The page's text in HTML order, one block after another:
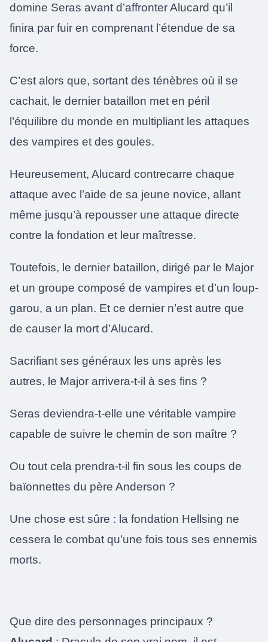
domine Seras avant d’affronter Alucard qu’il
finira par fuir en comprenant l’étendue de sa
force.
C’est alors que, sortant des ténèbres où il se
cachait, le dernier bataillon met en péril
l’équilibre du monde en multipliant les attaques
des vampires et des goules.
Heureusement, Alucard contrecarre chaque
attaque avec l’aide de sa jeune novice, allant
même jusqu’à repousser une attaque directe
contre la fondation et leur maîtresse.
Toutefois, le dernier bataillon, dirigé par le Major
et un groupe composé de vampires et d’un loup-
garou, a un plan. Et ce dernier n’est autre que
de causer la mort d’Alucard.
Sacrifiant ses généraux les uns après les
autres, le Major arrivera-t-il à ses fins ?
Seras deviendra-t-elle une véritable vampire
capable de suivre le chemin de son maître ?
Ou tout cela prendra-t-il fin sous les coups de
baïonnettes du père Anderson ?
Une chose est sûre : la fondation Hellsing ne
cessera le combat qu’une fois tous ses ennemis
morts.
Que dire des personnages principaux ?